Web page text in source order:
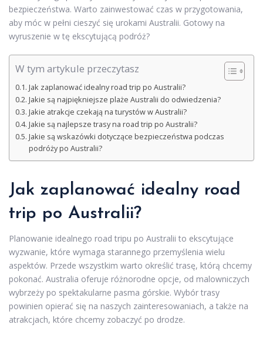
bezpieczeństwa. Warto zainwestować czas w przygotowania,
aby móc w pełni cieszyć się urokami Australii. Gotowy na
wyruszenie w tę ekscytującą podróż?
W tym artykule przeczytasz
Jak zaplanować idealny road trip po Australii?
Jakie są najpiękniejsze plaże Australii do odwiedzenia?
Jakie atrakcje czekają na turystów w Australii?
Jakie są najlepsze trasy na road trip po Australii?
Jakie są wskazówki dotyczące bezpieczeństwa podczas
podróży po Australii?
Jak zaplanować idealny road
trip po Australii?
Planowanie idealnego road tripu po Australii to ekscytujące
wyzwanie, które wymaga starannego przemyślenia wielu
aspektów. Przede wszystkim warto określić trasę, którą chcemy
pokonać. Australia oferuje różnorodne opcje, od malowniczych
wybrzeży po spektakularne pasma górskie. Wybór trasy
powinien opierać się na naszych zainteresowaniach, a także na
atrakcjach, które chcemy zobaczyć po drodze.